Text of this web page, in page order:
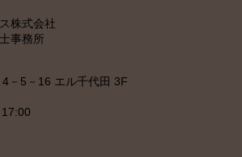
株式会社
事務所
－5－16 エル千代田 3F